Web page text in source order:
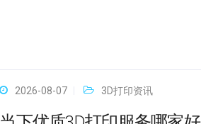
2026-08-07 3D打印资讯